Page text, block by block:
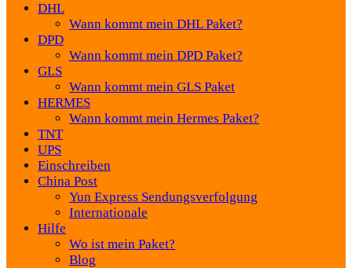
DHL
Wann kommt mein DHL Paket?
DPD
Wann kommt mein DPD Paket?
GLS
Wann kommt mein GLS Paket
HERMES
Wann kommt mein Hermes Paket?
TNT
UPS
Einschreiben
China Post
Yun Express Sendungsverfolgung
Internationale
Hilfe
Wo ist mein Paket?
Blog